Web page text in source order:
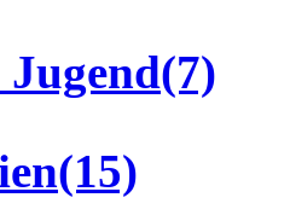
(7)
(15)